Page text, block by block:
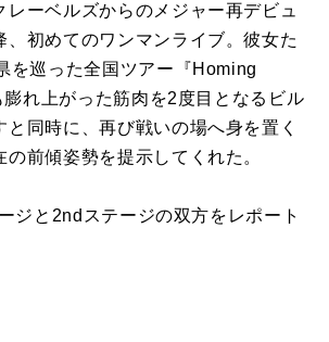
レーベルズからのメジャー再デビュ
、初めてのワンマンライブ。彼女た
を巡った全国ツアー『Homing
れ上がった筋肉を2度目となるビル
と同時に、再び戦いの場へ身を置く
の前傾姿勢を提示してくれた。
ジと2ndステージの双方をレポート